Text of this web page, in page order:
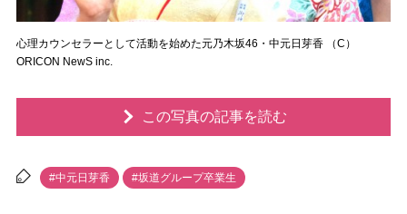
心理カウンセラーとして活動を始めた元乃木坂46・中元日芽香 （C）
ORICON NewS inc.
この写真の記事を読む
#中元日芽香 #坂道グループ卒業生